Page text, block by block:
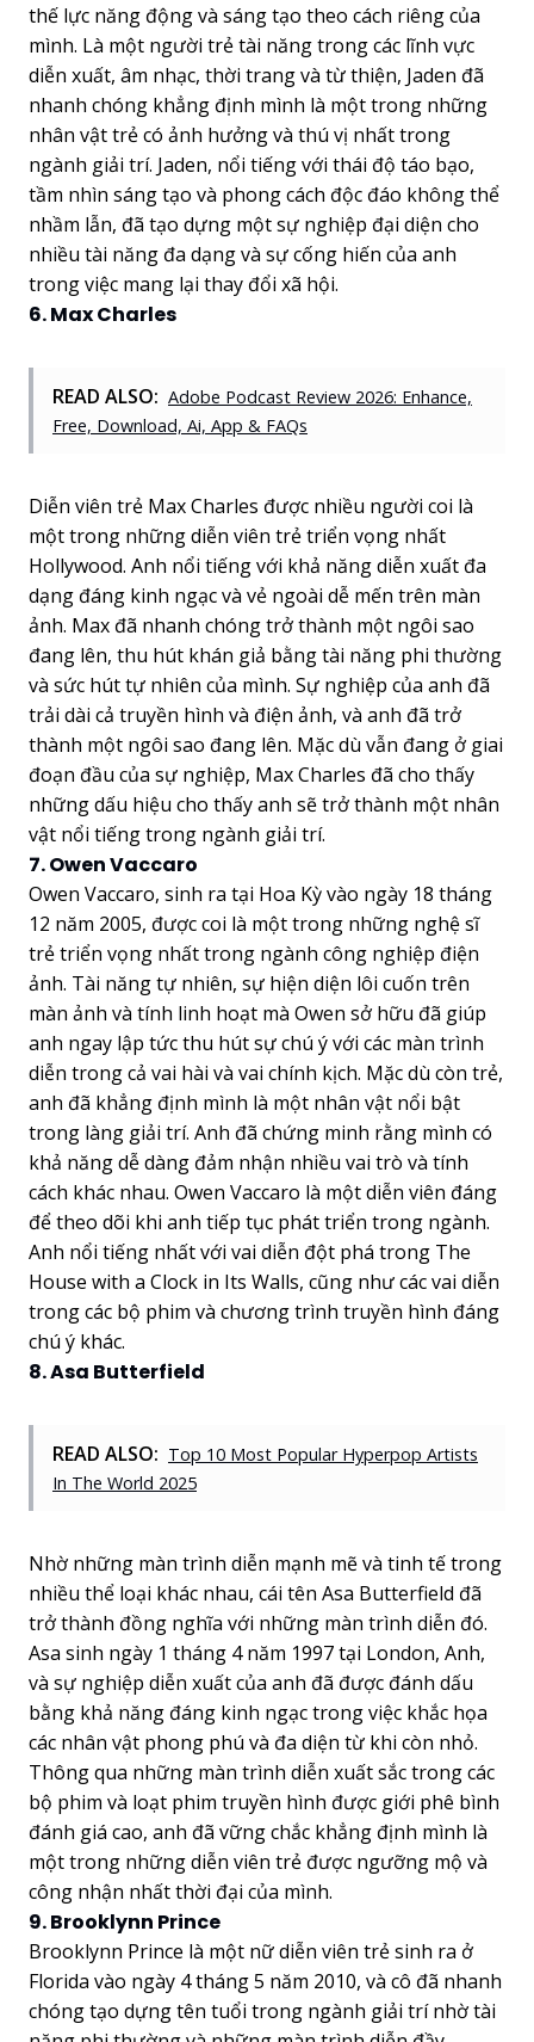
thế lực năng động và sáng tạo theo cách riêng của
mình. Là một người trẻ tài năng trong các lĩnh vực
diễn xuất, âm nhạc, thời trang và từ thiện, Jaden đã
nhanh chóng khẳng định mình là một trong những
nhân vật trẻ có ảnh hưởng và thú vị nhất trong
ngành giải trí. Jaden, nổi tiếng với thái độ táo bạo,
tầm nhìn sáng tạo và phong cách độc đáo không thể
nhầm lẫn, đã tạo dựng một sự nghiệp đại diện cho
nhiều tài năng đa dạng và sự cống hiến của anh
trong việc mang lại thay đổi xã hội.
6. Max Charles
READ ALSO: Adobe Podcast Review 2026: Enhance,
Free, Download, Ai, App & FAQs
Diễn viên trẻ Max Charles được nhiều người coi là
một trong những diễn viên trẻ triển vọng nhất
Hollywood. Anh nổi tiếng với khả năng diễn xuất đa
dạng đáng kinh ngạc và vẻ ngoài dễ mến trên màn
ảnh. Max đã nhanh chóng trở thành một ngôi sao
đang lên, thu hút khán giả bằng tài năng phi thường
và sức hút tự nhiên của mình. Sự nghiệp của anh đã
trải dài cả truyền hình và điện ảnh, và anh đã trở
thành một ngôi sao đang lên. Mặc dù vẫn đang ở giai
đoạn đầu của sự nghiệp, Max Charles đã cho thấy
những dấu hiệu cho thấy anh sẽ trở thành một nhân
vật nổi tiếng trong ngành giải trí.
7. Owen Vaccaro
Owen Vaccaro, sinh ra tại Hoa Kỳ vào ngày 18 tháng
12 năm 2005, được coi là một trong những nghệ sĩ
trẻ triển vọng nhất trong ngành công nghiệp điện
ảnh. Tài năng tự nhiên, sự hiện diện lôi cuốn trên
màn ảnh và tính linh hoạt mà Owen sở hữu đã giúp
anh ngay lập tức thu hút sự chú ý với các màn trình
diễn trong cả vai hài và vai chính kịch. Mặc dù còn trẻ,
anh đã khẳng định mình là một nhân vật nổi bật
trong làng giải trí. Anh đã chứng minh rằng mình có
khả năng dễ dàng đảm nhận nhiều vai trò và tính
cách khác nhau. Owen Vaccaro là một diễn viên đáng
để theo dõi khi anh tiếp tục phát triển trong ngành.
Anh nổi tiếng nhất với vai diễn đột phá trong The
House with a Clock in Its Walls, cũng như các vai diễn
trong các bộ phim và chương trình truyền hình đáng
chú ý khác.
8. Asa Butterfield
READ ALSO: Top 10 Most Popular Hyperpop Artists
In The World 2025
Nhờ những màn trình diễn mạnh mẽ và tinh tế trong
nhiều thể loại khác nhau, cái tên Asa Butterfield đã
trở thành đồng nghĩa với những màn trình diễn đó.
Asa sinh ngày 1 tháng 4 năm 1997 tại London, Anh,
và sự nghiệp diễn xuất của anh đã được đánh dấu
bằng khả năng đáng kinh ngạc trong việc khắc họa
các nhân vật phong phú và đa diện từ khi còn nhỏ.
Thông qua những màn trình diễn xuất sắc trong các
bộ phim và loạt phim truyền hình được giới phê bình
đánh giá cao, anh đã vững chắc khẳng định mình là
một trong những diễn viên trẻ được ngưỡng mộ và
công nhận nhất thời đại của mình.
9. Brooklynn Prince
Brooklynn Prince là một nữ diễn viên trẻ sinh ra ở
Florida vào ngày 4 tháng 5 năm 2010, và cô đã nhanh
chóng tạo dựng tên tuổi trong ngành giải trí nhờ tài